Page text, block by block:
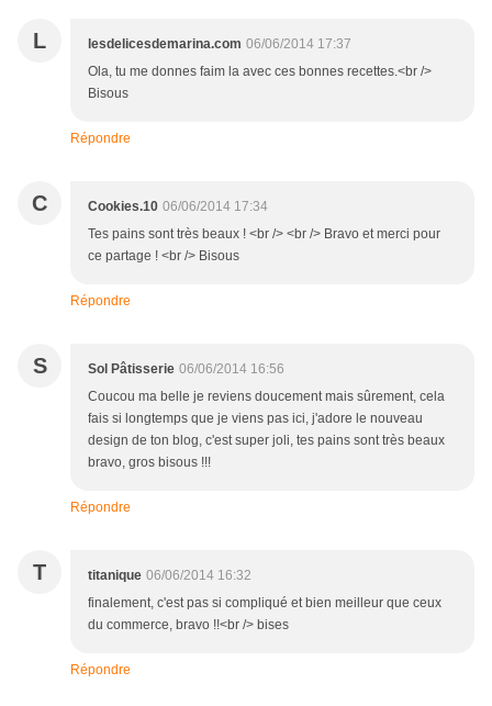
L lesdelicesdemarina.com 06/06/2014 17:37
Ola, tu me donnes faim la avec ces bonnes recettes.<br />
Bisous
Répondre
C Cookies.10 06/06/2014 17:34
Tes pains sont très beaux ! <br /> <br /> Bravo et merci pour
ce partage ! <br /> Bisous
Répondre
S Sol Pâtisserie 06/06/2014 16:56
Coucou ma belle je reviens doucement mais sûrement, cela
fais si longtemps que je viens pas ici, j'adore le nouveau
design de ton blog, c'est super joli, tes pains sont très beaux
bravo, gros bisous !!!
Répondre
T titanique 06/06/2014 16:32
finalement, c'est pas si compliqué et bien meilleur que ceux
du commerce, bravo !!<br /> bises
Répondre